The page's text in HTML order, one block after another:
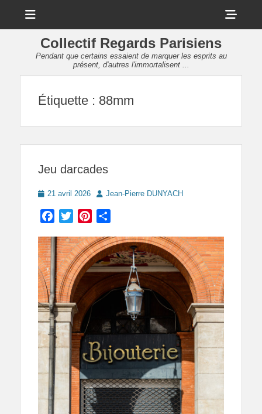
Collectif Regards Parisiens
Pendant que certains essaient de marquer les esprits au
présent, d'autres l'immortalisent ...
Étiquette : 88mm
Jeu darcades
Posted
21 avril 2026 Author
Jean-Pierre DUNYACH
Facebook
TwitterPinterest